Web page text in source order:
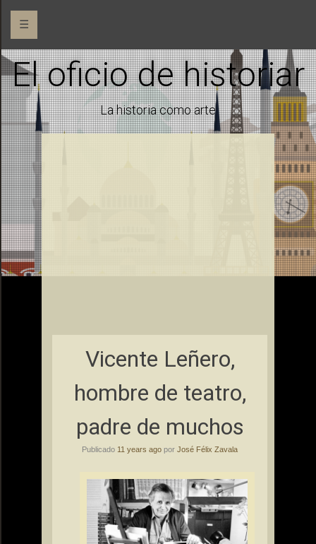
☰
El oficio de historiar
La historia como arte
Vicente Leñero,
hombre de teatro,
padre de muchos
Publicado 11 years ago por José Félix Zavala